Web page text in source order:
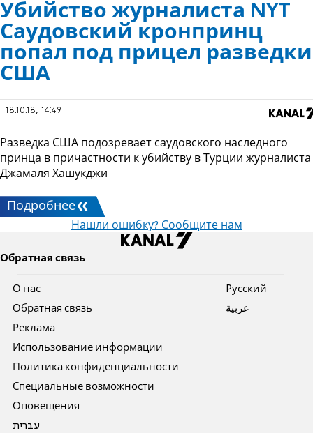
Убийство журналиста NYT
Саудовский кронпринц
попал под прицел разведки
США
18.10.18, 14:49
Разведка США подозревает саудовского наследного
принца в причастности к убийству в Турции журналиста
Джамаля Хашукджи
Подробнее
Нашли ошибку? Сообщите нам
Обратная связь
О нас
Обратная связь
Реклама
Использование информации
Политика конфиденциальности
Специальные возможности
Оповещения
עברית
Pусский
عربية